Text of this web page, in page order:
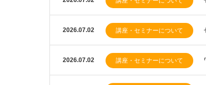
2026.07.02 講座・セミナーについて
2026.07.02 講座・セミナーについて